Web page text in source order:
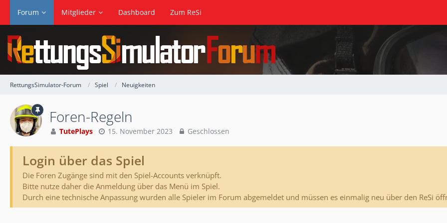
Forum Mitglieder Dashboard Zum ReSi
RettungsSimulator-Forum Spiel Neuigkeiten
Foren-Regeln
TutePlays 15. November 2023 Geschlossen
Login über das Spiel
Die Foren Zugänge sind mit den Spiel-Accounts verknüpft.
Bitte nutze daher die Anmeldung über das Menü im Spiel.
Durch eine technische Anpassung wurden alle Spieler im Forum abgemeldet und müssen es einmalig neu über den ReSi